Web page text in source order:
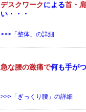
デスクワークによる首・
い・・・
>>>「整体」の詳細
急な腰の激痛で何も手が
>>>「ぎっくり腰」の詳細